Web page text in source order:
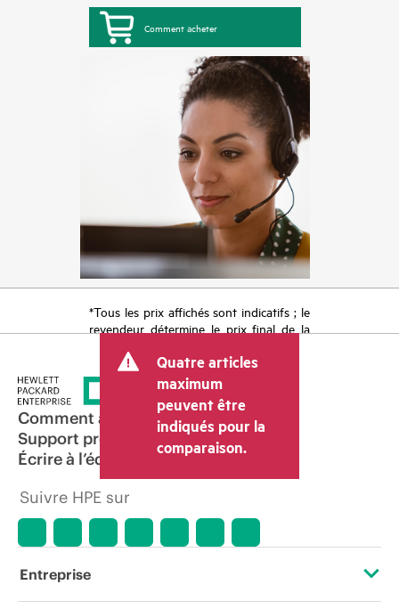
Comment acheter
*Tous les prix affichés sont indicatifs ; le
revendeur détermine le prix final de la
tels que la TVA ou les taxes sur la vente
et les frais d’expédition. Le prix de la
transaction déterminé par le revendeur
peut varier par rapport à d’autres
revendeurs et au prix indicatif affiché.
Les prix indicatifs peuvent inclure des
offres promotionnelles limitées dans le
temps. HPE se réserve le droit d’ajuster
les prix à tout moment pour diverses
raisons, notamment, mais sans s’y limiter,
l’arrêt d’un produit, la disponibilité
période de promotion et des erreurs
dans les publicités.
Quatre articles
maximum
peuvent être
indiqués pour la
comparaison.
Comment acheter
Support produit
Écrire à l’équipe commerciale
Suivre HPE sur
Entreprise